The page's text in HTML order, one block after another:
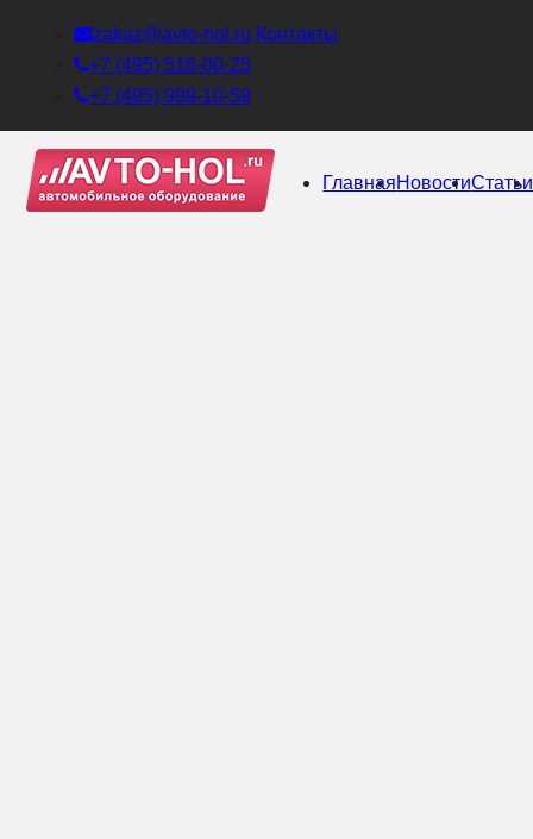
zakaz@avto-hol.ru Контакты
+7 (495) 518-00-25
+7 (495) 999-10-59
ГлавнаяНовостиСтатьи